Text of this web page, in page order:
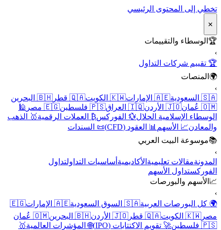
تخطي إلى المحتوى الرئيسي
✕
🏆الوسطاء والتقييمات
🏆 تقييم شركات التداول
🌍المنصات
🇸🇦 السعودية
🇦🇪 الإمارات 🇰🇼 الكويت 🇶🇦 قطر
🇧🇭 البحرين
🇴🇲 عُمان
🇯🇴 الأردن 🇮🇶 العراق 🇵🇸 فلسطين 🇪🇬 مصر
🕌
الوسطاء الإسلامية الحلال 💱 الفوركس ₿ العملات الرقمية🥇 الذهب
والمعادن📈 الأسهم📊 العقود (CFD)
📜 السندات
📚موسوعة البيت العربي
المدونةمقالات تعليميةالأكاديميةأساسيات التداولتداول
الفوركستداول الأسهم
📈الأسهم والبورصات
🌍 كل البورصات العربية🇸🇦 السوق السعودية 🇦🇪 الإمارات
🇪🇬
مصر 🇰🇼 الكويت 🇶🇦 قطر 🇯🇴 الأردن 🇧🇭 البحرين
🇴🇲 عُمان
🇵🇸 فلسطين
🚀 تقويم الاكتتابات (IPO) 🌐 المؤشرات العالمية🥇